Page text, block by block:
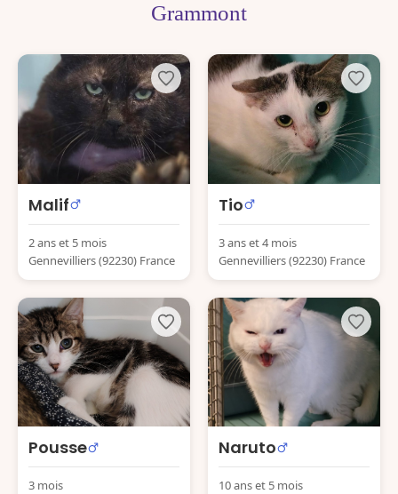
Grammont
Malif
2 ans et 5 mois
Gennevilliers (92230) France
Tio
3 ans et 4 mois
Gennevilliers (92230) France
Pousse
3 mois
Naruto
10 ans et 5 mois